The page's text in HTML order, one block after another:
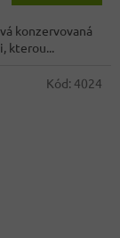
konzervovaná
kterou...
Kód: 4024